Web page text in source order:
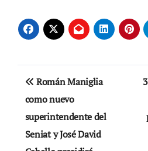
Navegación
de
entradas
Román Maniglia
como nuevo
superintendente del
Seniat y José David